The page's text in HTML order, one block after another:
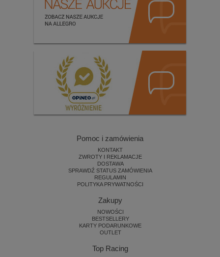
Pomoc i zamówienia
KONTAKT
ZWROTY I REKLAMACJE
DOSTAWA
SPRAWDŹ STATUS ZAMÓWIENIA
REGULAMIN
POLITYKA PRYWATNOŚCI
Zakupy
NOWOŚCI
BESTSELLERY
KARTY PODARUNKOWE
OUTLET
Top Racing